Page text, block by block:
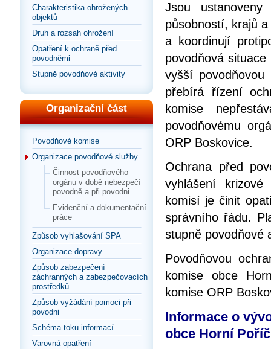
Charakteristika ohrožených
objektů
Druh a rozsah ohrožení
Opatření k ochraně před
povodněmi
Stupně povodňové aktivity
Organizační část
Povodňové komise
Organizace povodňové služby
Činnost povodňového
orgánu v době nebezpečí
povodně a při povodni
Evidenční a dokumentační
práce
Způsob vyhlašování SPA
Organizace dopravy
Způsob zabezpečení
záchranných a zabezpečovacích
prostředků
Způsob vyžádání pomoci při
povodni
Schéma toku informací
Varovná opatření
Jsou
působností, krajů
a koordinují
povodňová
vyšší
přebírá řízení
komise
povodňovému
ORP Boskovice.
Ochrana před
vyhlášení krizové
komisí je činit
správního řádu.
stupně povodňové
Povodňovou
komise obce
komise ORP
Informace o
obce Horní